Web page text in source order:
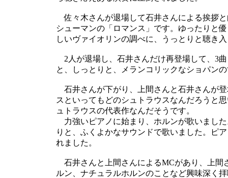
佐々木さんが退場して石井さんによる挨拶
シューマンの「ロマンス」です。ゆったりと
しいヴァイオリンの調べに、うっとりと聴き
2人が退場し、石井さんだけ再登場して、3
と、しっとりと、メランコリックなショパン
石井さんが下がり、上間さんと石井さんが
スといってもどのシュトラウスなんだろうと
ュトラウスの代表作なんだそうです。
力強いピアノに始まり、ホルンが歌いまし
りと、ふくよかなサウンドで歌いました。ピ
れました。
石井さんと上間さんによるMCがあり、上間
ルン、ナチュラルホルンのことなど興味深く